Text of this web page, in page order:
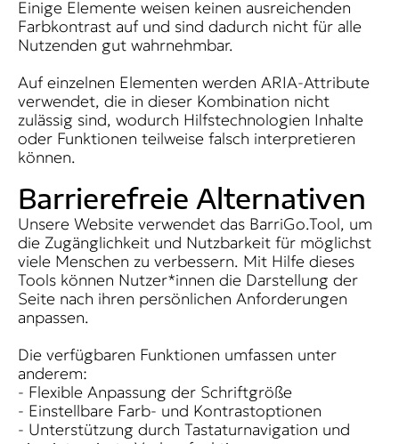
Einige Elemente weisen keinen ausreichenden
Farbkontrast auf und sind dadurch nicht für alle
Nutzenden gut wahrnehmbar.
Auf einzelnen Elementen werden ARIA-Attribute
verwendet, die in dieser Kombination nicht
zulässig sind, wodurch Hilfstechnologien Inhalte
oder Funktionen teilweise falsch interpretieren
können.
Barrierefreie Alternativen
Unsere Website verwendet das BarriGo.Tool, um
die Zugänglichkeit und Nutzbarkeit für möglichst
viele Menschen zu verbessern. Mit Hilfe dieses
Tools können Nutzer*innen die Darstellung der
Seite nach ihren persönlichen Anforderungen
anpassen.
Die verfügbaren Funktionen umfassen unter
anderem:
- Flexible Anpassung der Schriftgröße
- Einstellbare Farb- und Kontrastoptionen
- Unterstützung durch Tastaturnavigation und